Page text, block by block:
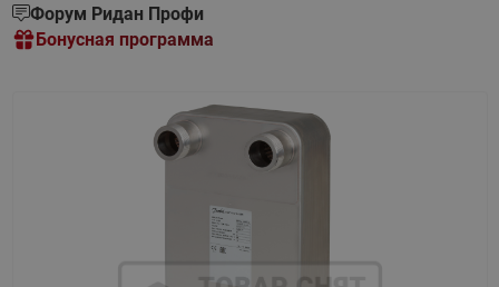
Форум Ридан Профи
Бонусная программа